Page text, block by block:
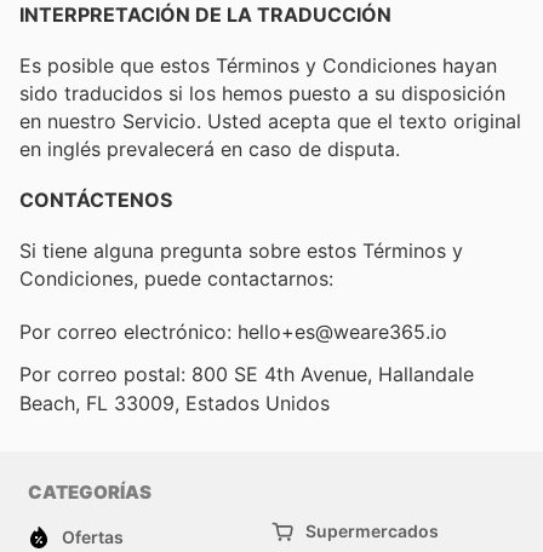
INTERPRETACIÓN DE LA TRADUCCIÓN
Es posible que estos Términos y Condiciones hayan
sido traducidos si los hemos puesto a su disposición
en nuestro Servicio. Usted acepta que el texto original
en inglés prevalecerá en caso de disputa.
CONTÁCTENOS
Si tiene alguna pregunta sobre estos Términos y
Condiciones, puede contactarnos:
Por correo electrónico: hello+es@weare365.io
Por correo postal: 800 SE 4th Avenue, Hallandale
Beach, FL 33009, Estados Unidos
CATEGORÍAS
Ofertas
Supermercados